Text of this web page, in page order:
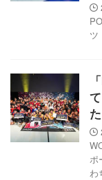
ツ
ポ
わ